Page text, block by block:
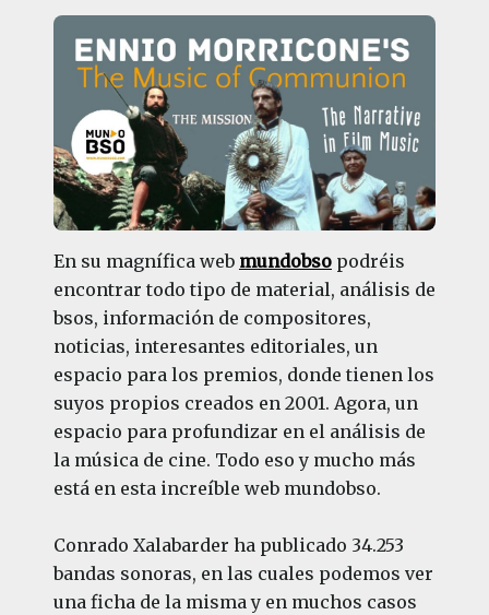
En su magnífica web mundobsopodréis
encontrar todo tipo de material, análisis de
bsos, información de compositores,
noticias, interesantes editoriales, un
espacio para los premios, donde tienen los
suyos propios creados en 2001. Agora, un
espacio para profundizar en el análisis de
la música de cine. Todo eso y mucho más
está en esta increíble web mundobso.
Conrado Xalabarder ha publicado 34.253
bandas sonoras, en las cuales podemos ver
una ficha de la misma y en muchos casos